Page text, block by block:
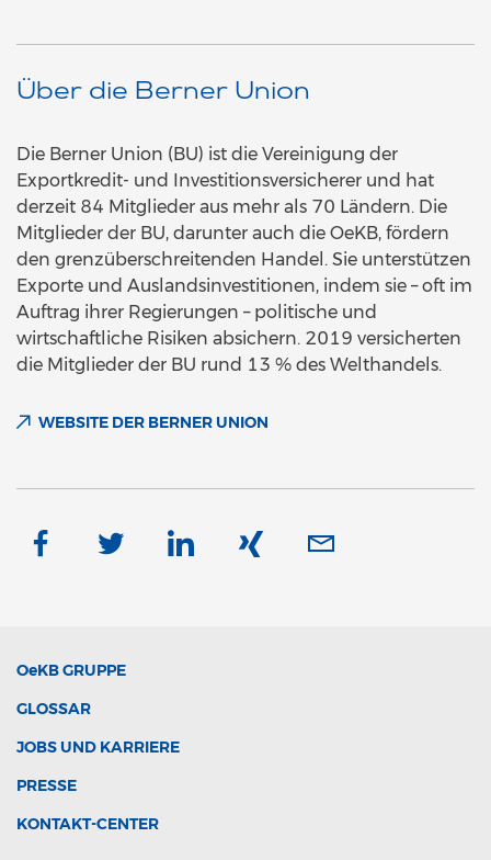
Über die Berner Union
Die Berner Union (BU) ist die Vereinigung der
Exportkredit- und Investitionsversicherer und hat
derzeit 84 Mitglieder aus mehr als 70 Ländern. Die
Mitglieder der BU, darunter auch die OeKB, fördern
den grenzüberschreitenden Handel. Sie unterstützen
Exporte und Auslandsinvestitionen, indem sie – oft im
Auftrag ihrer Regierungen – politische und
wirtschaftliche Risiken absichern. 2019 versicherten
die Mitglieder der BU rund 13 % des Welthandels.
WEBSITE DER BERNER UNION
OeKBGRUPPE
GLOSSAR
JOBS UND KARRIERE
PRESSE
KONTAKT-CENTER